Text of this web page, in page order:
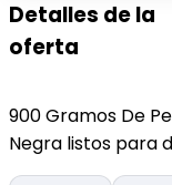
Detalles de la
oferta
900 Gramos De
Negra listos para